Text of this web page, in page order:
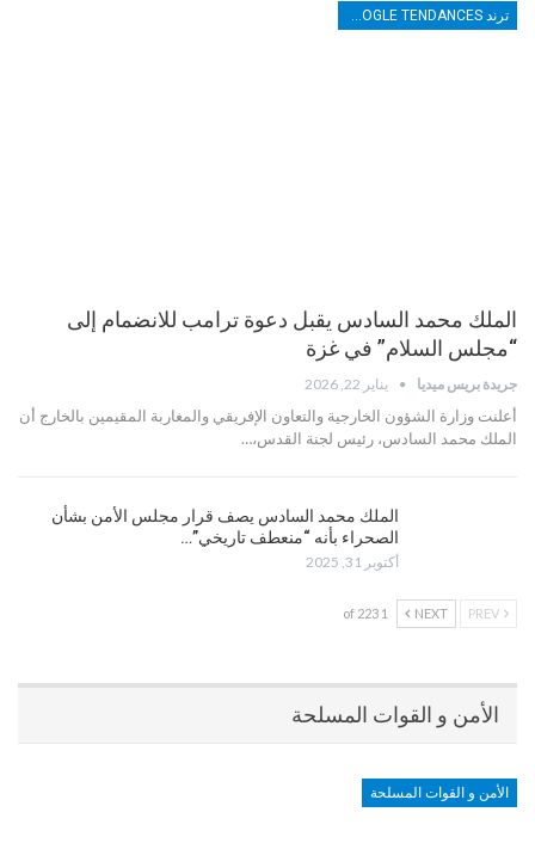
الملك محمد السادس يقبل دعوة ترامب للانضمام إلى
“مجلس السلام” في غزة
جريدة بريس ميديا يناير 22, 2026
أعلنت وزارة الشؤون الخارجية والتعاون الإفريقي والمغاربة المقيمين بالخارج أن
الملك محمد السادس، رئيس لجنة القدس،…
الملك محمد السادس يصف قرار مجلس الأمن بشأن
الصحراء بأنه “منعطف تاريخي”…
أكتوبر 31, 2025
NEXT
1 of 223
الأمن و القوات المسلحة
الأمن و القوات المسلحة